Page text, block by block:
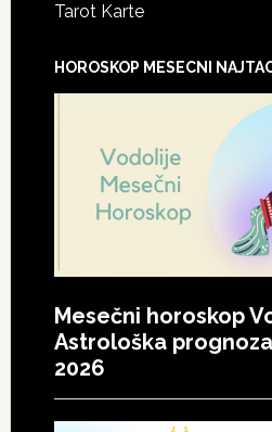
Tarot Karte
HOROSKOP MESECNI
Mesečni horoskop
Astrološka
2026